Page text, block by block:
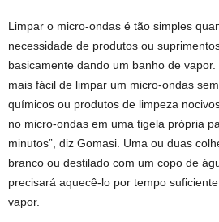
Limpar o micro-ondas é tão simples
necessidade de produtos ou
basicamente dando um banho de
mais fácil de limpar um micro-ondas
químicos ou produtos de limpeza
no micro-ondas em uma tigela própria
minutos”, diz Gomasi. Uma ou duas
branco ou destilado com um copo de
precisará aquecê-lo por tempo
vapor.